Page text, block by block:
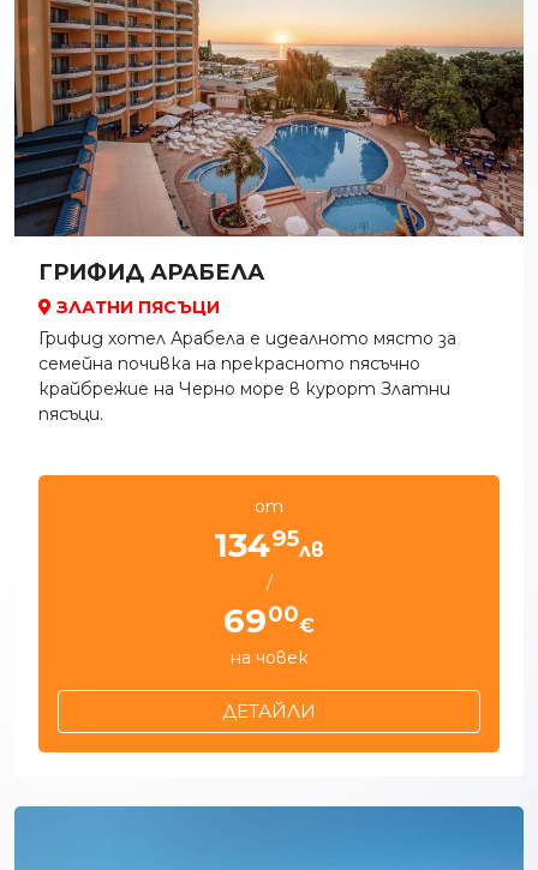
ГРИФИД АРАБЕЛА
ЗЛАТНИ ПЯСЪЦИ
Грифид хотел Арабела е идеалното място за
семейна почивка на прекрасното пясъчно
крайбрежие на Черно море в курорт Златни
пясъци.
от
13495лв
/
6900€
на човек
ДЕТАЙЛИ